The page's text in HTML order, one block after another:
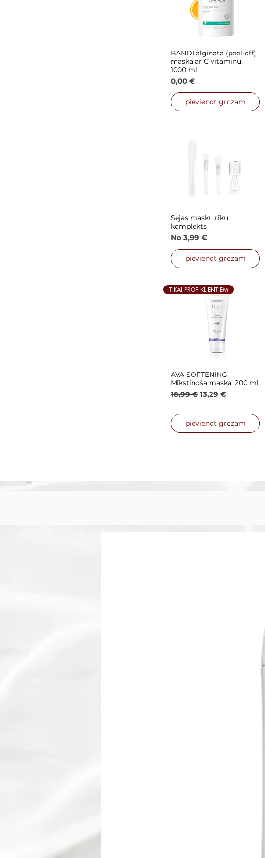
Ātrais skats
BANDI algināta (peel-off)
maska ar C vitamīnu,
1000 ml
Cena
0,00 €
pievienot grozam
Ātrais skats
Sejas masku rīku
komplekts
No 3,99 €
Izpārdošanas cena
pievienot grozam
Ātrais skats
TIKAI PROF KLIENTIEM
AVA SOFTENING
Mīkstinoša maska, 200 ml
Parastā cena
18,99 € Izpārdošanas cena
13,29 €
pievienot grozam